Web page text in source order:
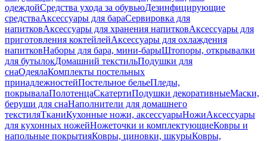
одеждойСредства ухода за обувьюДезинфицирующие
средстваАксессуары для бараСервировка для
напитковАксессуары для хранения напитковАксессуары для
приготовления коктейлейАксессуары для охлаждения
напитковНаборы для бара, мини-барыШтопоры, открывалки
для бутылокДомашний текстильПодушки для
снаОдеялаКомплекты постельных
принадлежностейПостельное бельеПледы,
покрывалаПолотенцаСкатертиПодушки декоративныеМаски,
беруши для снаНаполнители для домашнего
текстиляТканиКухонные ножи, аксессуарыНожиАксессуары
для кухонных ножейНожеточки и комплектующиеКовры и
напольные покрытияКовры, циновки, шкурыКовры,